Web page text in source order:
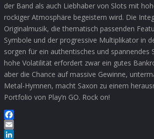
der Band als auch Liebhaber von Slots mit
rockiger Atmosphäre begeistern wird. Die
Originalmusik, die thematisch passenden
Symbole und der progressive Multiplikator in
sorgen für ein authentisches und spannendes
hohe Volatilität erfordert zwar ein gutes
aber die Chance auf massive Gewinne,
Metal-Hymnen, macht Saxon zu einem
Portfolio von Play’n GO. Rock on!
Facebook
Email